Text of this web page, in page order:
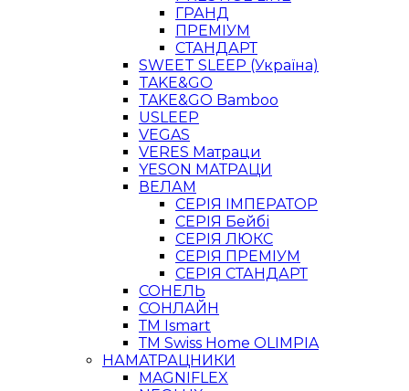
ГРАНД
ПРЕМІУМ
СТАНДАРТ
SWEET SLEEP (Україна)
TAKE&GO
TAKE&GO Bamboo
USLEEP
VEGAS
VERES Матраци
YESON МАТРАЦИ
ВЕЛАМ
СЕРІЯ ІМПЕРАТОР
СЕРІЯ Бейбі
СЕРІЯ ЛЮКС
СЕРІЯ ПРЕМІУМ
СЕРІЯ СТАНДАРТ
СОНЕЛЬ
СОНЛАЙН
ТМ Ismart
ТМ Swiss Home OLIMPIA
НАМАТРАЦНИКИ
MAGNIFLEX